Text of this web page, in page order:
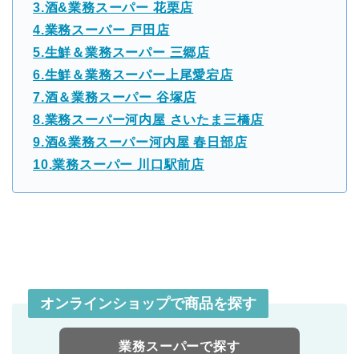
3.酒&業務スーパー 花栗店
4.業務スーパー 戸田店
5.生鮮＆業務スーパー 三郷店
6.生鮮＆業務スーパー上尾愛宕店
7.酒＆業務スーパー 谷塚店
8.業務スーパー河内屋 さいたま三橋店
9.酒&業務スーパー河内屋 春日部店
10.業務スーパー 川口駅前店
オンラインショップで商品を探す
業務スーパーで探す